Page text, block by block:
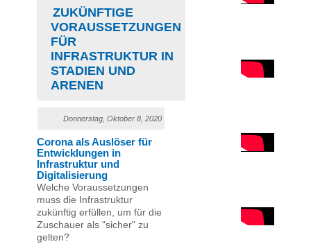
ZUKÜNFTIGE
VORAUSSETZUNGEN
FÜR
INFRASTRUKTUR IN
STADIEN UND
ARENEN
Donnerstag, Oktober 8, 2020
Corona als Auslöser für
Entwicklungen in
Infrastruktur und
Digitalisierung
Welche Voraussetzungen
muss die Infrastruktur
zukünftig erfüllen, um für die
Zuschauer als "sicher" zu
gelten?